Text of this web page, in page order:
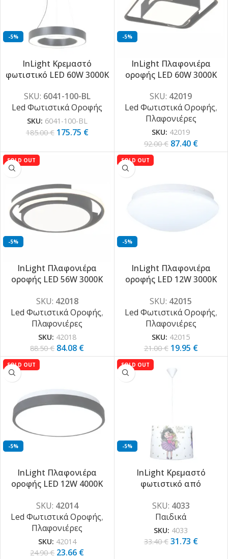
-5%
InLight Κρεμαστό
φωτιστικό LED 60W 3000K
D:100cm (6041-100-BL)
SKU: 6041-100-BL
Led Φωτιστικά Οροφής
SKU: 6041-100-BL
185.00€ 175.75 €
-5%
InLight Πλαφονιέρα
οροφής LED 60W 3000K
απόχρωση και ακρυλικό
D:40cm (42019)
SKU: 42019
Led Φωτιστικά Οροφής,
Πλαφονιέρες
SKU: 42019
92.00€ 87.40 €
-5%
SOLD OUT
InLight Πλαφονιέρα
οροφής LED 56W 3000K
απόχρωση και ακρυλικό
D:40cm (42018)
SKU: 42018
Led Φωτιστικά Οροφής,
Πλαφονιέρες
SKU: 42018
88.50€ 84.08 €
-5%
SOLD OUT
InLight Πλαφονιέρα
οροφής LED 12W 3000K
μεταλλική βάση D:25cm
(42015)
SKU: 42015
Led Φωτιστικά Οροφής,
Πλαφονιέρες
SKU: 42015
21.00€ 19.95 €
-5%
SOLD OUT
InLight Πλαφονιέρα
οροφής LED 12W 4000K
μεταλλική βάση D:25cm
(42014)
SKU: 42014
Led Φωτιστικά Οροφής,
Πλαφονιέρες
SKU: 42014
24.90€ 23.66 €
-5%
SOLD OUT
InLight Κρεμαστό
φωτιστικό από
λευκή ανάρτηση (4033)
SKU: 4033
Παιδικά
SKU: 4033
33.40€ 31.73 €